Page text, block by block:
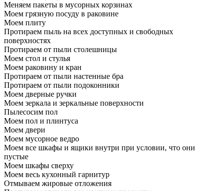
Меняем пакеты в мусорных корзинах
Моем грязную посуду в раковине
Моем плиту
Протираем пыль на всех доступных и свободных
поверхностях
Протираем от пыли столешницы
Моем стол и стулья
Моем раковину и кран
Протираем от пыли настенные бра
Протираем от пыли подоконники
Моем дверные ручки
Моем зеркала и зеркальные поверхности
Пылесосим пол
Моем пол и плинтуса
Моем двери
Моем мусорное ведро
Моем все шкафы и ящики внутри при условии, что они
пустые
Моем шкафы сверху
Моем весь кухонный гарнитур
Отмываем жировые отложения